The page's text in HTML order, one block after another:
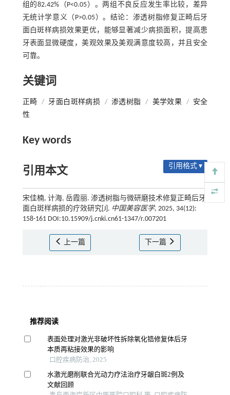
组的82.42%（P<0.05）。两组不良反应发生率比较，差异
无统计学意义（P>0.05）。结论：渗透树脂修复正畸后牙
面白斑样病损效果更优，能够显著减少病损面积，提高患
牙表面显微硬度，美观效果及美观满意度较高，并且安全
可靠。
关键词
正畸 / 牙面白斑样病损 / 渗透树脂 / 美学效果 /
安全
性
Key words
引用本文 引用格式 ▾
宋佳楠, 计海, 岳霞丽. 渗透树脂与微研磨技术修复正畸后牙
面白斑样病损的疗效研究[J]. 中国美容医学, 2025, 34(12):
158-161 DOI:10.15909/j.cnki.cn61-1347/r.007201
上一篇 下一篇